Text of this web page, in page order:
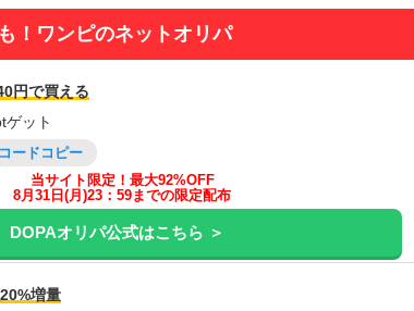
！ワンピのネットオリパ
円で買える
ゲット
コードコピー
当サイト限定！最大92%OFF
8月31日(月)23：59までの限定配布
DOPAオリパ公式はこちら ＞
増量